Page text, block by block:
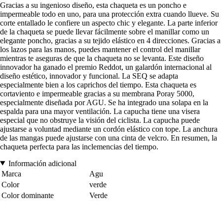
Gracias a su ingenioso diseño, esta chaqueta es un poncho e
impermeable todo en uno, para una protección extra cuando llueve. Su
corte entallado le confiere un aspecto chic y elegante. La parte inferior
de la chaqueta se puede llevar fácilmente sobre el manillar como un
elegante poncho, gracias a su tejido elástico en 4 direcciones. Gracias a
los lazos para las manos, puedes mantener el control del manillar
mientras te aseguras de que la chaqueta no se levanta. Este diseño
innovador ha ganado el premio Reddot, un galardón internacional al
diseño estético, innovador y funcional. La SEQ se adapta
especialmente bien a los caprichos del tiempo. Esta chaqueta es
cortaviento e impermeable gracias a su membrana Poray 5000,
especialmente diseñada por AGU. Se ha integrado una solapa en la
espalda para una mayor ventilación. La capucha tiene una visera
especial que no obstruye la visión del ciclista. La capucha puede
ajustarse a voluntad mediante un cordón elástico con tope. La anchura
de las mangas puede ajustarse con una cinta de velcro. En resumen, la
chaqueta perfecta para las inclemencias del tiempo.
Información adicional
Marca
Agu
Color
verde
Color dominante
Verde